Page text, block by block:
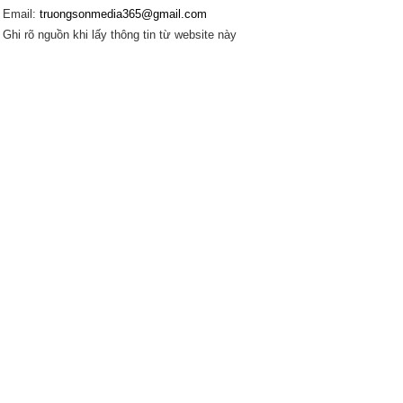
Email: truongsonmedia365@gmail.com
Ghi rõ nguồn khi lấy thông tin từ website này